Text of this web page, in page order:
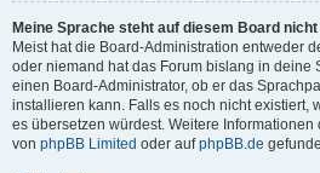
Meine Sprache steht auf diesem Board
Meist hat die Board-Administration entweder
oder niemand hat das Forum bislang in deine
einen Board-Administrator, ob er das
installieren kann. Falls es noch nicht existiert,
es übersetzen würdest. Weitere
von phpBB Limited oder aufphpBB.de